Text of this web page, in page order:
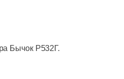
Бычок Р532Г.